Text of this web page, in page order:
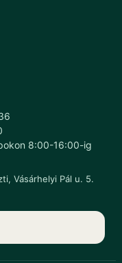
8:00-16:00-ig
Vásárhelyi Pál u. 5.